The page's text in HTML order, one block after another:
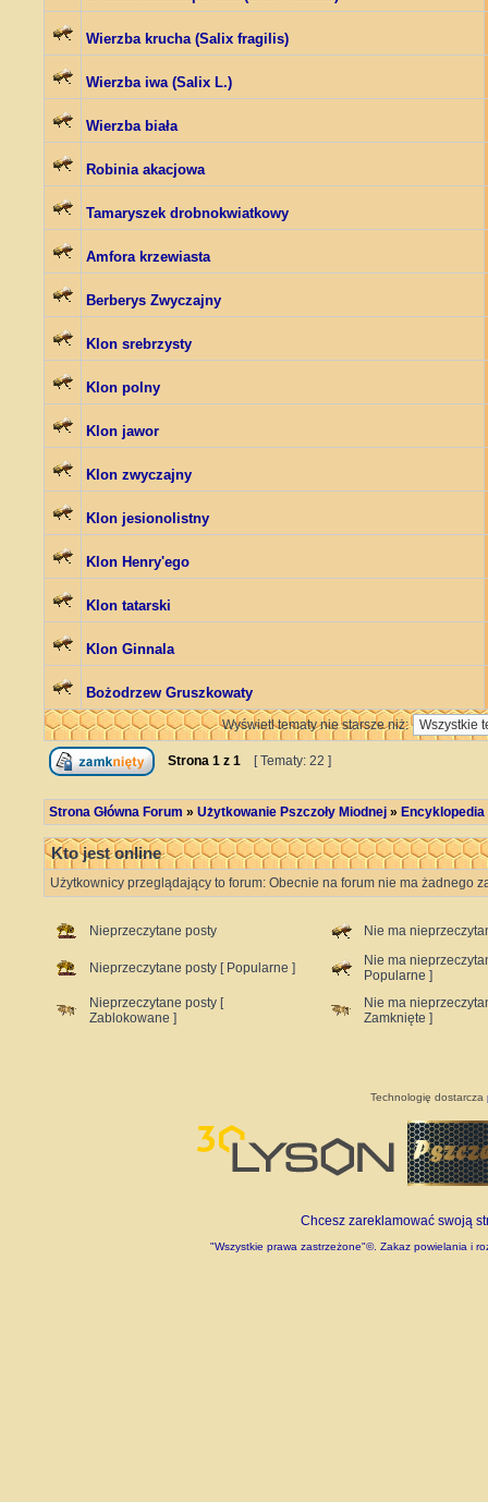
Wierzba krucha (Salix fragilis)
Wierzba iwa (Salix L.)
Wierzba biała
Robinia akacjowa
Tamaryszek drobnokwiatkowy
Amfora krzewiasta
Berberys Zwyczajny
Klon srebrzysty
Klon polny
Klon jawor
Klon zwyczajny
Klon jesionolistny
Klon Henry'ego
Klon tatarski
Klon Ginnala
Bożodrzew Gruszkowaty
Wyświetl tematy nie starsze niż:
Strona 1 z 1 [ Tematy: 22 ]
Strona Główna Forum » Użytkowanie Pszczoły Miodnej »
Kto jest online
Użytkownicy przeglądający to forum: Obecnie na forum nie ma żadnego
Nieprzeczytane posty Nie ma
Nieprzeczytane posty [ Popularne ]
Nie ma
Popularne ]
Nieprzeczytane posty [
Zablokowane ]
Nie ma
Zamknięte ]
Technologię dostarcza
Chcesz zareklamować swoją
"Wszystkie prawa zastrzeżone"©. Zakaz powielania i